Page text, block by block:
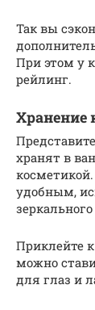
Так вы
При этом у
рейлинг.
Хранение
хранят в
удобным,
Приклейте
можно
для глаз и